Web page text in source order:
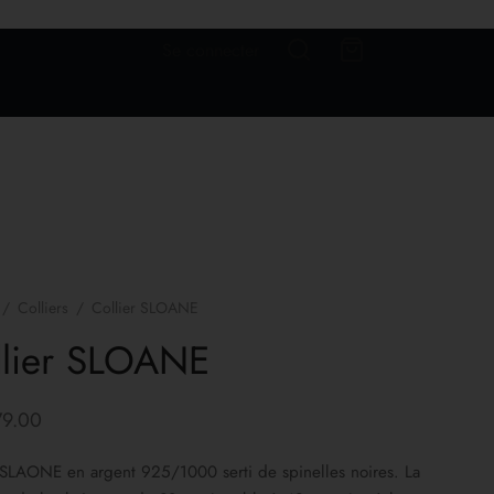
SLOANE
en argent 925/1000 serti de spinelles noires. La